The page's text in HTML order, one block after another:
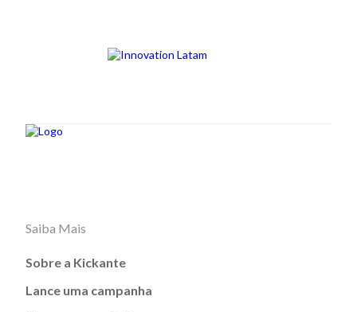
Saiba Mais
Sobre a Kickante
Lance uma campanha